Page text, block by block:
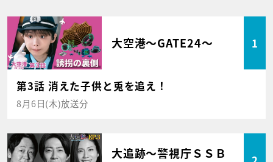
大空港～GATE24～ 1
第3話 消えた子供と兎を追え！
8月6日(木)放送分
大追跡～警視庁ＳＳＢ